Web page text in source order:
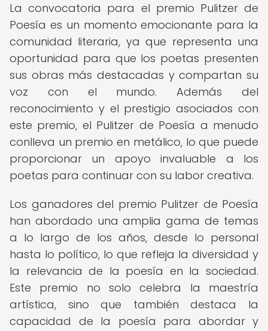
La convocatoria para el premio Pulitzer de
Poesía es un momento emocionante para la
comunidad literaria, ya que representa una
oportunidad para que los poetas presenten
sus obras más destacadas y compartan su
voz con el mundo. Además del
reconocimiento y el prestigio asociados con
este premio, el Pulitzer de Poesía a menudo
conlleva un premio en metálico, lo que puede
proporcionar un apoyo invaluable a los
poetas para continuar con su labor creativa.
Los ganadores del premio Pulitzer de Poesía
han abordado una amplia gama de temas
a lo largo de los años, desde lo personal
hasta lo político, lo que refleja la diversidad y
la relevancia de la poesía en la sociedad.
Este premio no solo celebra la maestría
artística, sino que también destaca la
capacidad de la poesía para abordar y